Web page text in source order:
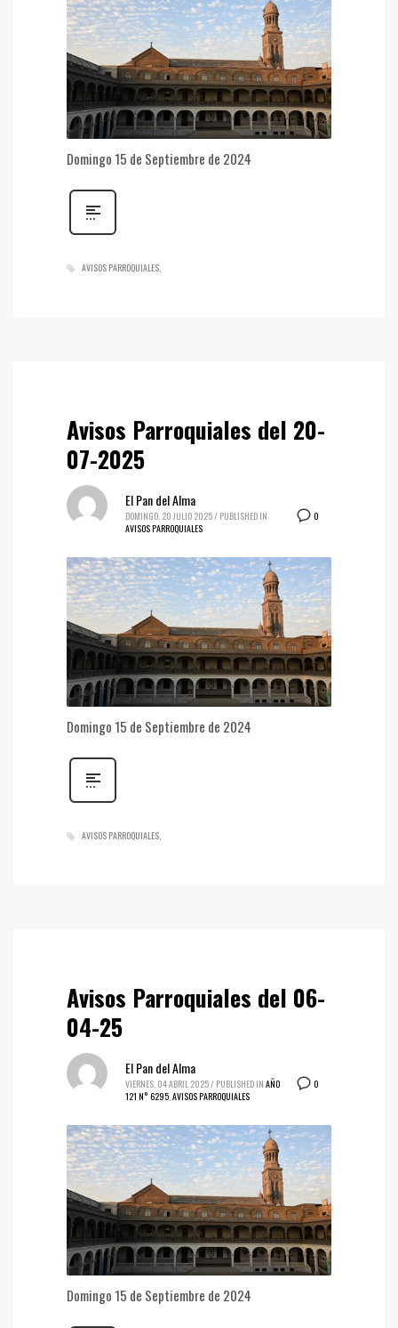
Domingo 15 de Septiembre de 2024
AVISOS PARROQUIALES
Avisos Parroquiales del 20-
07-2025
0
El Pan del Alma
DOMINGO, 20 JULIO 2025/ PUBLISHED IN
AVISOS PARROQUIALES
Domingo 15 de Septiembre de 2024
AVISOS PARROQUIALES
Avisos Parroquiales del 06-
04-25
0
El Pan del Alma
VIERNES, 04 ABRIL 2025/ PUBLISHED IN AÑO
121 N° 6295,AVISOS PARROQUIALES
Domingo 15 de Septiembre de 2024